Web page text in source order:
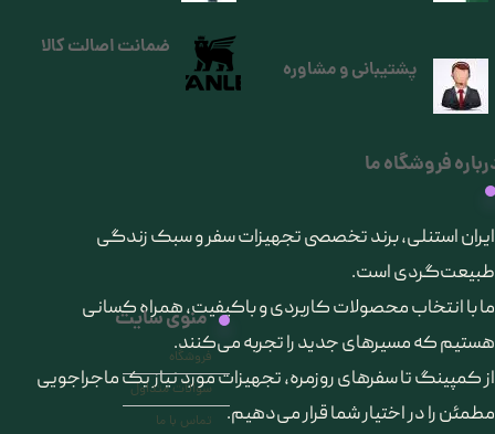
فروشگاه ما
​ایران استنلی، برند تخصصی تجهیزات سفر و سبک زندگی
طبیعت‌گردی است.
ما با انتخاب محصولات کاربردی و باکیفیت، همراه کسانی
هستیم که مسیرهای جدید را تجربه می‌کنند.
از کمپینگ تا سفرهای روزمره، تجهیزات مورد نیاز یک ماجراجویی
مطمئن را در اختیار شما قرار می‌دهیم.
منوی سایت
فروشگاه
سوالات متداول
تماس با ما
پشتیبانی و مشاوره
ضمانت اصالت کالا